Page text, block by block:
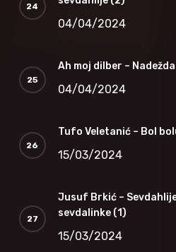
04/04/2024
Ah moj dilber – Nadežda
04/04/2024
Tufo Veletanić – Bol
15/03/2024
Jusuf Brkić –
sevdalinke (1)
15/03/2024